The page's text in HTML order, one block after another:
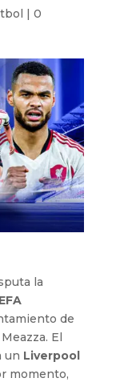
| 0
la
de
El
un Liverpool
momento,